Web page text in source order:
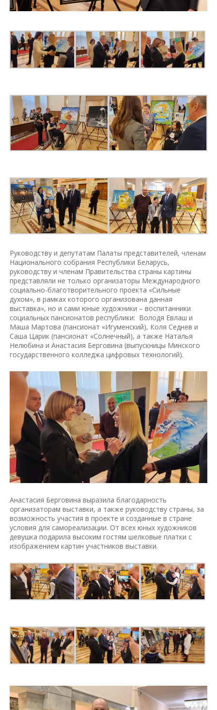
Руководству и депутатам Палаты представителей, членам
Национального собрания Республики Беларусь,
руководству и членам Правительства страны картины
представляли не только организаторы Международного
социально-благотворительного проекта «Сильные
духом», в рамках которого организована данная
выставка», но и сами юные художники – воспитанники
социальных пансионатов республики: Володя Евлаш и
Маша Мартова (пансионат «Игуменский), Коля Седнев и
Саша Царик (пансионат «Солнечный), а также Наталья
Нелюбина и Анастасия Берговина (выпускницы Минского
государственного колледжа цифровых технологий).
Анастасия Берговина выразила благодарность
организаторам выставки, а также руководству страны, за
возможность участия в проекте и созданные в стране
условия для самореализации. От всех юных художников
девушка подарила высоким гостям шелковые платки с
изображением картин участников выставки.